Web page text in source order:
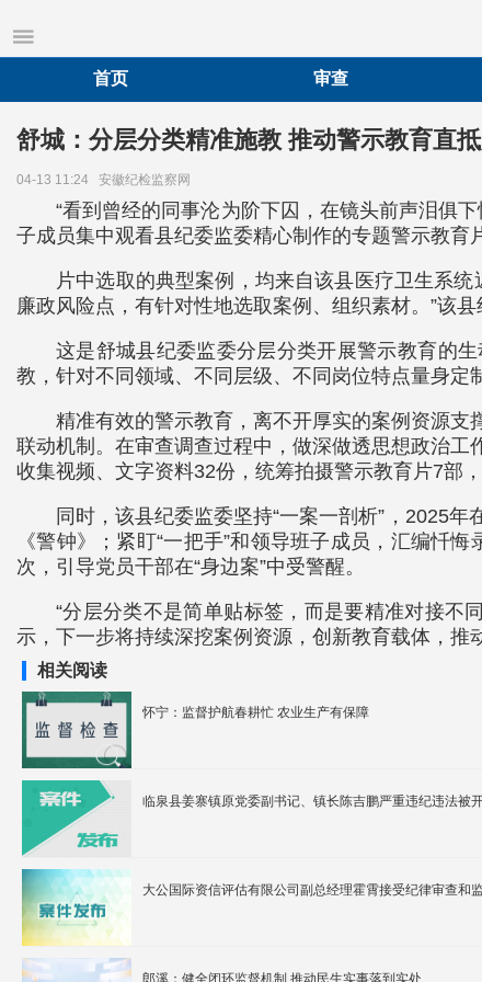
首页
审查
舒城：分层分类精准施教 推动警示教育直
04-13 11:24 安徽纪检监察网
“看到曾经的同事沦为阶下囚，在镜头前声泪俱
子成员集中观看县纪委监委精心制作的专题警示教育
片中选取的典型案例，均来自该县医疗卫生系
廉政风险点，有针对性地选取案例、组织素材。”该
这是舒城县纪委监委分层分类开展警示教育的
教，针对不同领域、不同层级、不同岗位特点量身定
精准有效的警示教育，离不开厚实的案例资源
联动机制。在审查调查过程中，做深做透思想政治
收集视频、文字资料32份，统筹拍摄警示教育片7部
同时，该县纪委监委坚持“一案一剖析”，2025
《警钟》；紧盯“一把手”和领导班子成员，汇编忏
次，引导党员干部在“身边案”中受警醒。
“分层分类不是简单贴标签，而是要精准对接不
示，下一步将持续深挖案例资源，创新教育载体，
相关阅读
怀宁：监督护航春耕忙 农业生产有保障
临泉县姜寨镇原党委副书记、镇长陈吉鹏严重违纪违法被
大公国际资信评估有限公司副总经理霍霄接受纪律审查和
郎溪：健全闭环监督机制 推动民生实事落到实处